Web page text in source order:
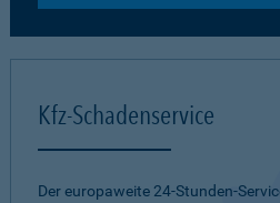
Kfz-Schadenservice
Der europaweite 24-Stunden-